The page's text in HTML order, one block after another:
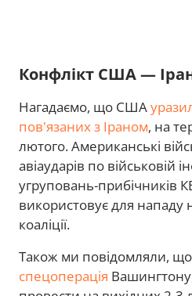
Конфлікт США —
Нагадаємо, що США
пов'язаних з Іраном, на
лютого. Американські
авіаударів по військовій
угруповань-прибічників
використовує для нападу
коаліції.
Також ми повідомляли,
спецоперація